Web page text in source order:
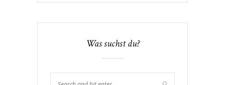
Was suchst du?